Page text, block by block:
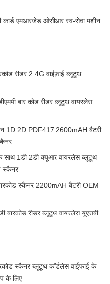
कार्ड एमआरजेड ओसीआर स्व-सेवा मशीन
रीडर 2.4G वाईफ़ाई ब्लूटूथ
बार कोड रीडर ब्लूटूथ वायरलेस
1D 2D PDF417 2600mAH बैटरी
साथ 1डी 2डी क्यूआर वायरलेस ब्लूटूथ
स्कैनर
स्कैनर 2200mAH बैटरी OEM
बारकोड रीडर ब्लूटूथ वायरलेस यूएसबी
स्कैनर ब्लूटूथ कॉर्डलेस वाईफाई के
के लिए